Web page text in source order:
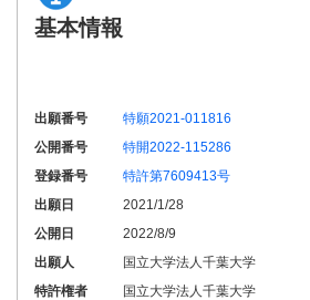
基本情報
出願番号
特願2021-011816
公開番号
特開2022-115286
登録番号
特許第7609413号
出願日
2021/1/28
公開日
2022/8/9
出願人
国立大学法人千葉大学
特許権者
国立大学法人千葉大学